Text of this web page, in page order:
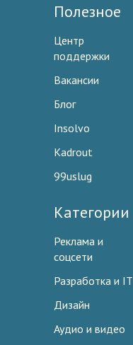
Полезное
Центр
поддержки
Вакансии
Блог
Insolvo
Kadrout
99uslug
Категории
Реклама и
соцсети
Разработка и IT
Дизайн
Аудио и видео